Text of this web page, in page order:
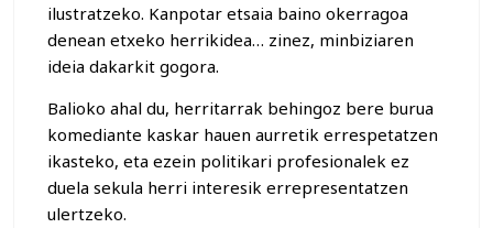
ilustratzeko. Kanpotar etsaia baino okerragoa
denean etxeko herrikidea… zinez, minbiziaren
ideia dakarkit gogora.
Balioko ahal du, herritarrak behingoz bere burua
komediante kaskar hauen aurretik errespetatzen
ikasteko, eta ezein politikari profesionalek ez
duela sekula herri interesik errepresentatzen
ulertzeko.